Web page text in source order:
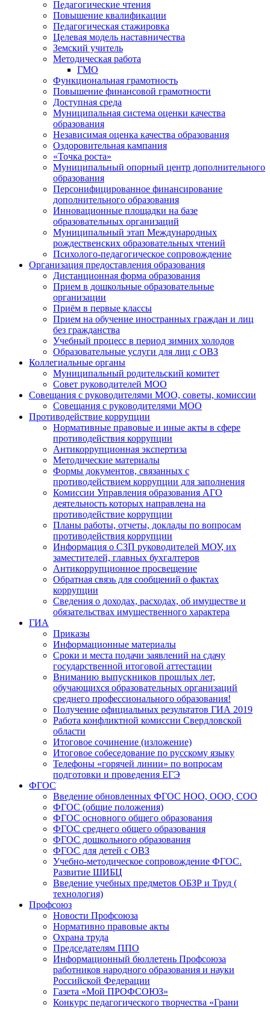
Педагогические чтения
Повышение квалификации
Педагогическая стажировка
Целевая модель наставничества
Земский учитель
Методическая работа
ГМО
Функциональная грамотность
Повышение финансовой грамотности
Доступная среда
Муниципальная система оценки качества
образования
Независимая оценка качества образования
Оздоровительная кампания
«Точка роста»
Муниципальный опорный центр дополнительного
образования
Персонифицированное финансирование
дополнительного образования
Инновационные площадки на базе
образовательных организаций
Муниципальный этап Международных
рождественских образовательных чтений
Психолого-педагогическое сопровождение
Организация предоставления образования
Дистанционная форма образования
Прием в дошкольные образовательные
организации
Приём в первые классы
Прием на обучение иностранных граждан и лиц
без гражданства
Учебный процесс в период зимних холодов
Образовательные услуги для лиц с ОВЗ
Коллегиальные органы
Муниципальный родительский комитет
Совет руководителей МОО
Совещания с руководителями МОО, советы, комиссии
Совещания с руководителями МОО
Противодействие коррупции
Нормативные правовые и иные акты в сфере
противодействия коррупции
Антикоррупционная экспертиза
Методические материалы
Формы документов, связанных с
противодействием коррупции для заполнения
Комиссии Управления образования АГО
деятельность которых направлена на
противодействие коррупции
Планы работы, отчеты, доклады по вопросам
противодействия коррупции
Информация о СЗП руководителей МОУ, их
заместителей, главных бухгалтеров
Антикоррупционное просвещение
Обратная связь для сообщений о фактах
коррупции
Сведения о доходах, расходах, об имуществе и
обязательствах имущественного характера
ГИА
Приказы
Информационные материалы
Сроки и места подачи заявлений на сдачу
государственной итоговой аттестации
Вниманию выпускников прошлых лет,
обучающихся образовательных организаций
среднего профессионального образования!
Получение официальных результатов ГИА 2019
Работа конфликтной комиссии Свердловской
области
Итоговое сочинение (изложение)
Итоговое собеседование по русскому языку
Телефоны «горячей линии» по вопросам
подготовки и проведения ЕГЭ
ФГОС
Введение обновленных ФГОС НОО, ООО, СОО
ФГОС (общие положения)
ФГОС основного общего образования
ФГОС среднего общего образования
ФГОС дошкольного образования
ФГОС для детей с ОВЗ
Учебно-методическое сопровождение ФГОС.
Развитие ШИБЦ
Введение учебных предметов ОБЗР и Труд (
технология)
Профсоюз
Новости Профсоюза
Нормативно правовые акты
Охрана труда
Председателям ППО
Информационный бюллетень Профсоюза
работников народного образования и науки
Российской Федерации
Газета «Мой ПРОФСОЮЗ»
Конкурс педагогического творчества «Грани